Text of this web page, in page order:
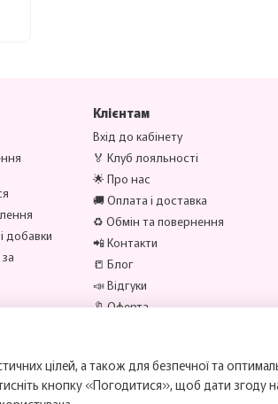
відновлення після хвороби, прийому
активний спосіб життя, стреси, дієти та
комплекси підходять і чоловікам, і
коли метаболізм уже сповільнюється, а
Як приймати OXVIT: схема прийому
отримати стійкий ефект, OXVIT потрібно
Стандартна схема
: поєднувати з
омега-3 та збалансованим харчуванням.
💡 Не варто очікувати миттєвих чудес: перші
добавки
Клієнтам
Вхід до кабінету
🏅 Клуб лояльності
🌟 Про нас
🚚 Оплата і доставка
♻️ Обмін та повернення
📲 Контакти
📒 Блог
📣 Відгуки
🔖 Оферта
цілей, а також для безпечної та
кнопку «Погодитися», щоб дати згоду